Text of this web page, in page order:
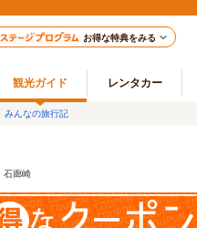
お得な特典をみる
観光ガイド レンタカー
みんなの旅行記
石廊崎